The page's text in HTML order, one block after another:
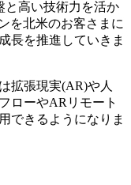
と高い技術力を活か
を北米のお客さまに
長を推進していきま
拡張現実(AR)や人
ローやARリモート
できるようになりま